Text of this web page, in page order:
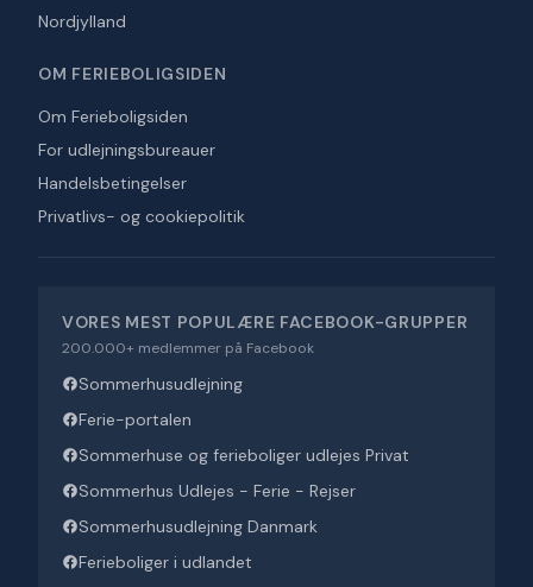
Nordjylland
OM FERIEBOLIGSIDEN
Om Ferieboligsiden
For udlejningsbureauer
Handelsbetingelser
Privatlivs- og cookiepolitik
VORES MEST POPULÆRE FACEBOOK-GRUPPER
200.000+ medlemmer på Facebook
Sommerhusudlejning
Ferie-portalen
Sommerhuse og ferieboliger udlejes Privat
Sommerhus Udlejes - Ferie - Rejser
Sommerhusudlejning Danmark
Ferieboliger i udlandet